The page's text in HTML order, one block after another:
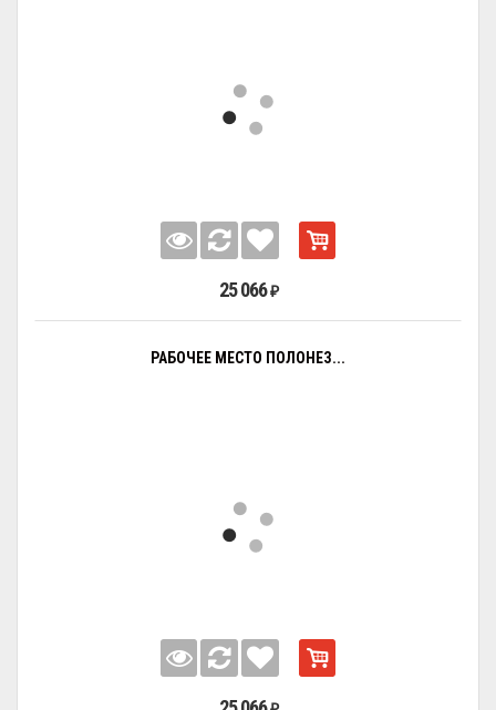
25 066 ₽
РАБОЧЕЕ МЕСТО ПОЛОНЕЗ...